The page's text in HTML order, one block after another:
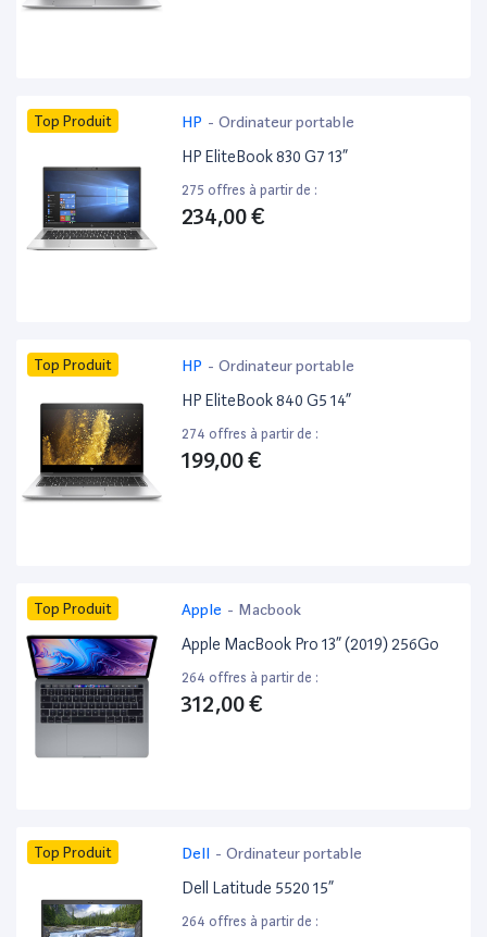
Top Produit HP - Ordinateur portable
HP EliteBook 830 G7 13”
275 offres à partir de :
234,00 €
Top Produit HP - Ordinateur portable
HP EliteBook 840 G5 14”
274 offres à partir de :
199,00 €
Top Produit Apple - Macbook
Apple MacBook Pro 13” (2019) 256Go
264 offres à partir de :
312,00 €
Top Produit Dell - Ordinateur portable
Dell Latitude 5520 15”
264 offres à partir de :